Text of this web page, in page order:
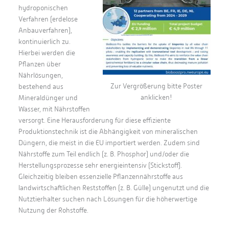
Zur Vergrößerung bitte Poster
anklicken!
hydroponischen
Verfahren (erdelose
Anbauverfahren),
kontinuierlich zu.
Hierbei werden die
Pflanzen über
Nährlösungen,
bestehend aus
Mineraldünger und
Wasser, mit Nährstoffen
versorgt. Eine Herausforderung für diese effiziente
Produktionstechnik ist die Abhängigkeit von mineralischen
Düngern, die meist in die EU importiert werden. Zudem sind
Nährstoffe zum Teil endlich (z. B. Phosphor) und/oder die
Herstellungsprozesse sehr energieintensiv (Stickstoff).
Gleichzeitig bleiben essenzielle Pflanzennährstoffe aus
landwirtschaftlichen Reststoffen (z. B. Gülle) ungenutzt und die
Nutztierhalter suchen nach Lösungen für die höherwertige
Nutzung der Rohstoffe.